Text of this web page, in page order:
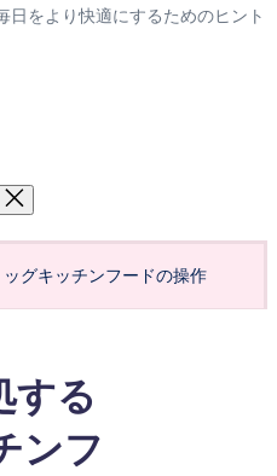
日をより快適にするためのヒント
グキッチンフードの操作
する
ンフ